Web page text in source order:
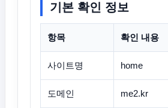
기본 확인 정보
항목 확인 내용
사이트명 home
도메인 me2.kr